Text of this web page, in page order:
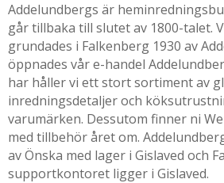
Addelundbergs är
går tillbaka till slutet av 1800-talet.
grundades i Falkenberg 1930 av
öppnades vår e-handel
har håller vi ett stort sortiment av
inredningsdetaljer och
varumärken. Dessutom finner ni
med tillbehör året om.
av Önska med lager i Gislaved och
supportkontoret ligger i Gislaved.